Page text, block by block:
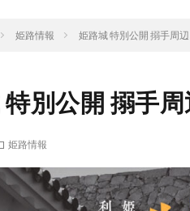
姫路情報 姫路城 特別公開 搦手周辺
別公開 搦手周
姫路情報